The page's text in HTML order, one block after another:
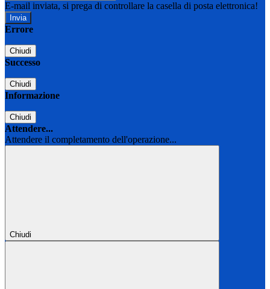
E-mail inviata, si prega di controllare la casella di posta elettronica!
Errore
Chiudi
Successo
Chiudi
Informazione
Chiudi
Attendere...
Attendere il completamento dell'operazione...
Chiudi